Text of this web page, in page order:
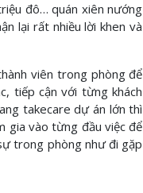
đô… quán xiên nướng
lại rất nhiều lời khen và
viên trong phòng để
tiếp cận với từng khách
takecare dự án lớn thì
gia vào từng đầu việc để
trong phòng như đi gặp